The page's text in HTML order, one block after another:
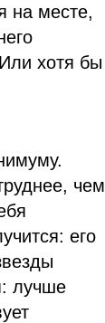
на месте,
хотя бы
чем
его
лучше